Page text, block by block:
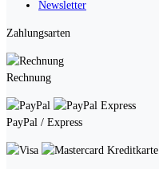
Newsletter
Zahlungsarten
Rechnung
PayPal / Express
Kreditkarte